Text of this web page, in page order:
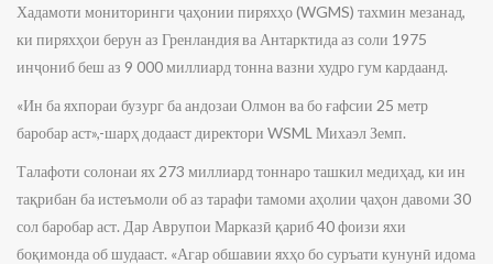
Хадамоти мониторинги ҷаҳонии пиряхҳо (WGMS) тахмин мезанад,
ки пиряхҳои берун аз Гренландия ва Антарктида аз соли 1975
инҷониб беш аз 9 000 миллиард тонна вазни худро гум кардаанд.
«Ин ба яхпораи бузург ба андозаи Олмон ва бо ғафсии 25 метр
баробар аст»,-шарҳ додааст директори WSML Михаэл Земп.
Талафоти солонаи ях 273 миллиард тоннаро ташкил медиҳад, ки ин
тақрибан ба истеъмоли об аз тарафи тамоми аҳолии ҷаҳон давоми 30
сол баробар аст. Дар Аврупои Марказӣ қариб 40 фоизи яхи
боқимонда об шудааст. «Агар обшавии яхҳо бо суръати кунунӣ идома